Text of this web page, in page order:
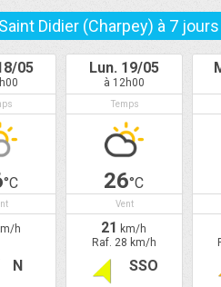
Didier (Charpey) à 7 jours
05
°C
h
N
Lun. 19/05
à 12h00
Temps
26°C
Vent
21 km/h
Raf. 28 km/h
SSO